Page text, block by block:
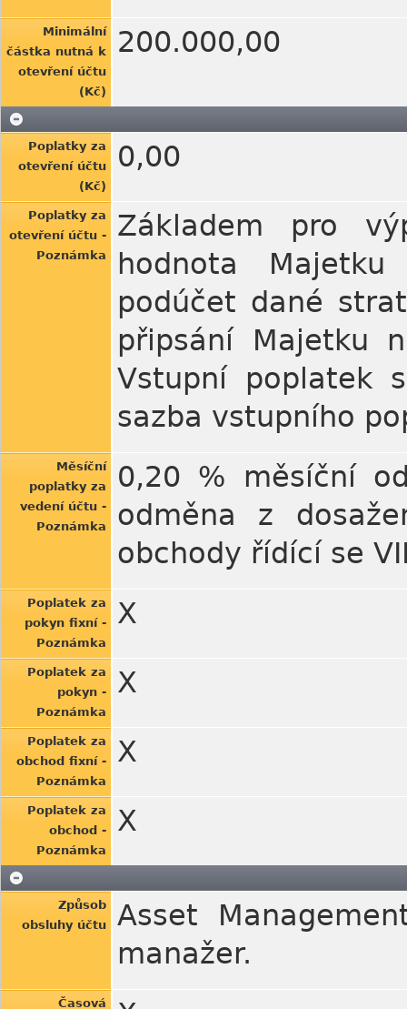
Minimální
částka nutná k
otevření účtu
(Kč)
200.000,00
Poplatky za
otevření účtu
(Kč)
0,00
Poplatky za
otevření účtu -
Poznámka
Základem pro
hodnota
podúčet dané
připsání Majetku
Vstupní poplatek
sazba vstupního
Měsíční
poplatky za
vedení účtu -
Poznámka
0,20 % měsíční
odměna z
obchody řídící se
Poplatek za
pokyn fixní -
Poznámka
X
Poplatek za
pokyn -
Poznámka
X
Poplatek za
obchod fixní -
Poznámka
X
Poplatek za
obchod -
Poznámka
X
Způsob
obsluhy účtu
Asset
manažer.
Časová